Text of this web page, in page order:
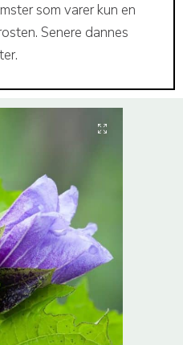
som varer kun en
Senere dannes